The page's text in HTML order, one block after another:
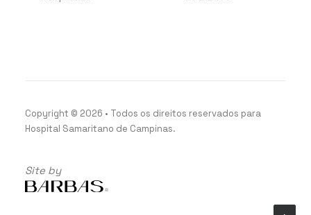
Copyright © 2026 • Todos os direitos reservados para
Hospital Samaritano de Campinas.
Site by